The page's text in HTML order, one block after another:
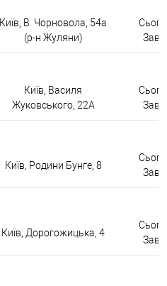
Київ, В. Чорновола, 54а
(р-н Жуляни)
Київ, Василя
Жуковського, 22А
Київ, Родини Бунге, 8
Київ, Дорогожицька, 4